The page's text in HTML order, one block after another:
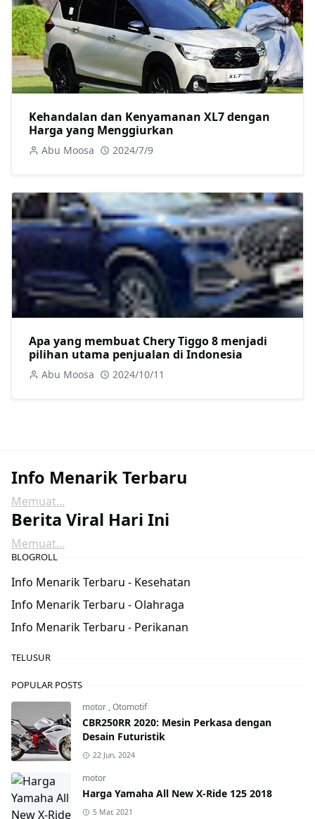
Kehandalan dan Kenyamanan XL7 dengan
Harga yang Menggiurkan
Abu Moosa 2024/7/9
Apa yang membuat Chery Tiggo 8 menjadi
pilihan utama penjualan di Indonesia
Abu Moosa 2024/10/11
Info Menarik Terbaru
Memuat...
Berita Viral Hari Ini
Memuat...
BLOGROLL
Info Menarik Terbaru - Kesehatan
Info Menarik Terbaru - Olahraga
Info Menarik Terbaru - Perikanan
TELUSUR
POPULAR POSTS
motor ,Otomotif
CBR250RR 2020: Mesin Perkasa dengan
Desain Futuristik
22 Jun, 2024
motor
Harga Yamaha All New X-Ride 125 2018
5 Mar, 2021